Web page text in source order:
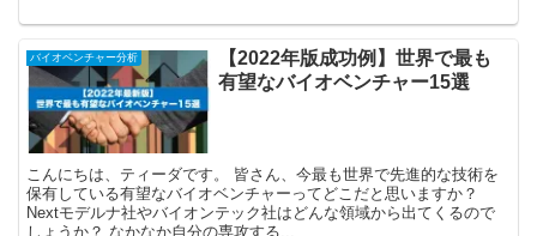
バイオベンチャー分析
【2022年版成功例】世界で最も
有望なバイオベンチャー15選
こんにちは、ティーダです。 皆さん、今最も世界で先進的な技術を
保有している有望なバイオベンチャーってどこだと思いますか？
Nextモデルナ社やバイオンテック社はどんな領域から出てくるので
しょうか？ なかなか自分の専攻する...